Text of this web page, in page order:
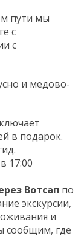
пути мы
с
с
и медово-
в подарок.
17:00
Вотсап по
экскурсии,
и
сообщим, где